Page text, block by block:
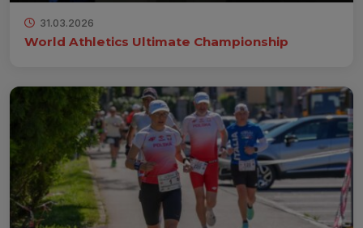
31.03.2026
World Athletics Ultimate Championship